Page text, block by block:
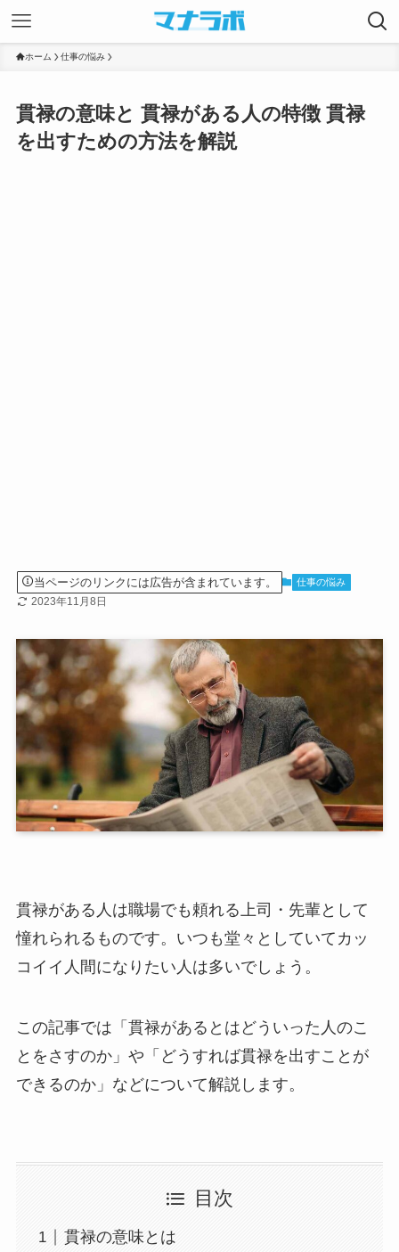
ホーム 仕事の悩み
貫禄の意味と 貫禄がある人の特徴 貫禄
を出すための方法を解説
当ページのリンクには広告が含まれています。 仕事の悩み
2023年11月8日
貫禄がある人は職場でも頼れる上司・先輩として
憧れられるものです。いつも堂々としていてカッ
コイイ人間になりたい人は多いでしょう。
この記事では「貫禄があるとはどういった人のこ
とをさすのか」や「どうすれば貫禄を出すことが
できるのか」などについて解説します。
目次
貫禄の意味とは